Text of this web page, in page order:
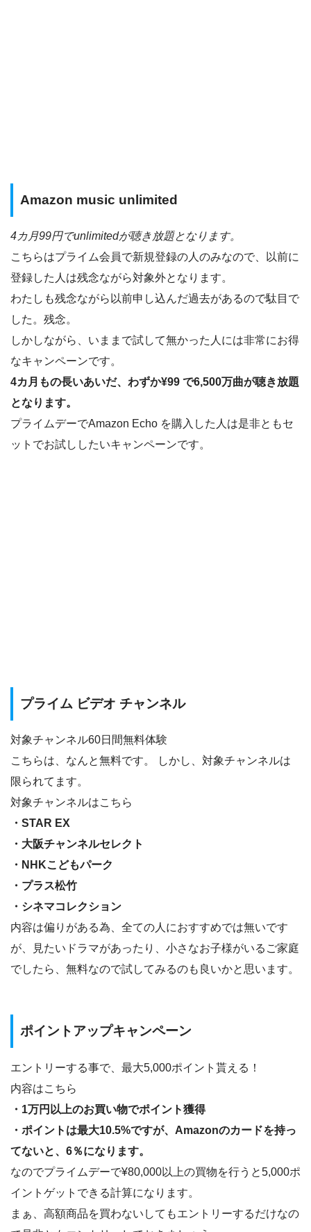
Amazon music unlimited
4カ月99円でunlimitedが聴き放題となります。
こちらはプライム会員で新規登録の人のみなので、以前に
登録した人は残念ながら対象外となります。
わたしも残念ながら以前申し込んだ過去があるので駄目で
した。残念。
しかしながら、いままで試して無かった人には非常にお得
なキャンペーンです。
4カ月もの長いあいだ、わずか¥99 で6,500万曲が聴き放題
となります。
プライムデーでAmazon Echo を購入した人は是非ともセ
ットでお試ししたいキャンペーンです。
プライム ビデオ チャンネル
対象チャンネル60日間無料体験
こちらは、なんと無料です。 しかし、対象チャンネルは
限られてます。
対象チャンネルはこちら
・STAR EX
・大阪チャンネルセレクト
・NHKこどもパーク
・プラス松竹
・シネマコレクション
内容は偏りがある為、全ての人におすすめでは無いです
が、見たいドラマがあったり、小さなお子様がいるご家庭
でしたら、無料なので試してみるのも良いかと思います。
ポイントアップキャンペーン
エントリーする事で、最大5,000ポイント貰える！
内容はこちら
・1万円以上のお買い物でポイント獲得
・ポイントは最大10.5%ですが、Amazonのカードを持っ
てないと、6％になります。
なのでプライムデーで¥80,000以上の買物を行うと5,000ポ
イントゲットできる計算になります。
まぁ、高額商品を買わないしてもエントリーするだけなの